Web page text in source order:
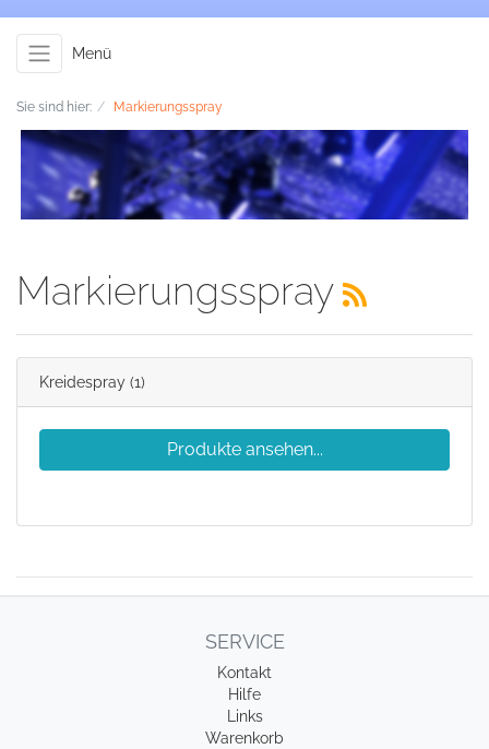
Menü
Sie sind hier: Markierungsspray
Markierungsspray
Kreidespray (1)
Produkte ansehen...
SERVICE
Kontakt
Hilfe
Links
Warenkorb